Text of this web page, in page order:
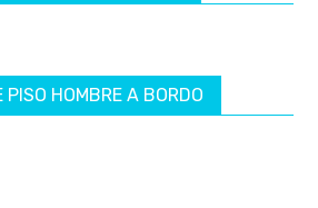
PISO HOMBRE A BORDO